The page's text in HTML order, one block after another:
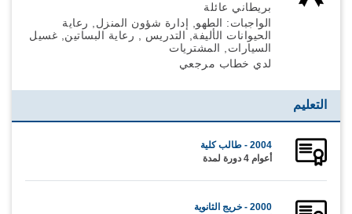
بريطاني عائلة
الواجبات: الطهو, إدارة شؤون المنزل, رعاية
الحيوانات الأليفة, التدريس , رعاية البساتين, غسيل
السيارات, المشتريات
لدي خطاب مرجعي
التعليم
2004 - طالب كلية
أعوام 4 دورة لمدة
2000 - خريج الثانوية